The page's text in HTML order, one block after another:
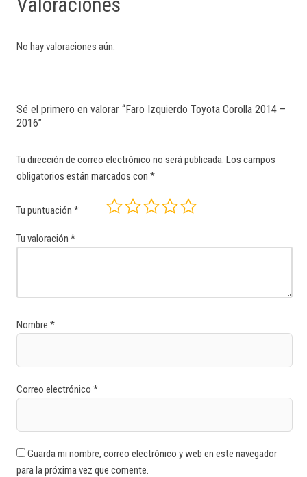
No hay valoraciones aún.
Sé el primero en valorar “Faro Izquierdo Toyota Corolla 2014 –
2016”
Tu dirección de correo electrónico no será publicada. Los campos
obligatorios están marcados con *
Tu puntuación *
Tu valoración *
Nombre *
Correo electrónico *
Guarda mi nombre, correo electrónico y web en este navegador
para la próxima vez que comente.